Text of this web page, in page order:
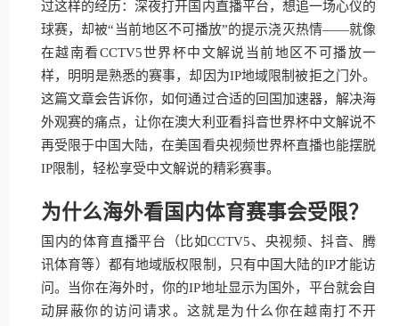
过这样的经历：深夜打开国内直播平台，想追一场心仪的
球赛，却被“当前地区不可播放”的提示浇灭热情——就像
在越南看CCTV5世界杯中文解说当前地区不可播放一
样，明明是熟悉的赛事，却因为IP地域限制被拒之门外。
这篇文章会告诉你，如何通过合适的回国加速器，解决海
外观赛的痛点，让你在澳大利亚看抖音世界杯中文解说不
再受限于中国大陆，在美国看央视频世界杯直播也能摆脱
IP限制，轻松享受中文解说的精彩赛事。
为什么海外看国内体育赛事会受限？
国内的体育直播平台（比如CCTV5、央视频、抖音、腾
讯体育等）都有地域版权限制，只有中国大陆的IP才能访
问。当你在海外时，你的IP地址显示为国外，平台就会自
动屏蔽你的访问请求。这就是为什么你在越南打不开